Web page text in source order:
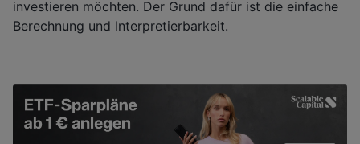
investieren möchten. Der Grund dafür ist die einfache
Berechnung und Interpretierbarkeit.